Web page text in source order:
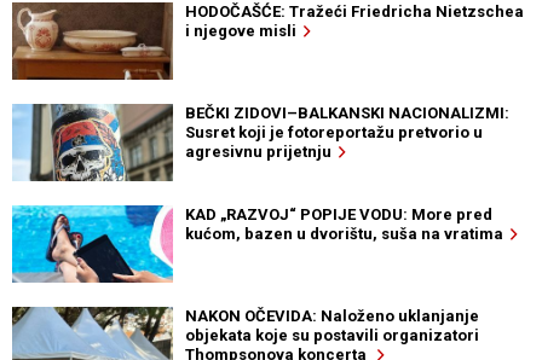
HODOČAŠĆE: Tražeći Friedricha Nietzschea
i njegove misli
BEČKI ZIDOVI–BALKANSKI NACIONALIZMI:
Susret koji je fotoreportažu pretvorio u
agresivnu prijetnju
KAD „RAZVOJ“ POPIJE VODU: More pred
kućom, bazen u dvorištu, suša na vratima
NAKON OČEVIDA: Naloženo uklanjanje
objekata koje su postavili organizatori
Thompsonova koncerta